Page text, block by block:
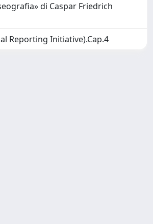
di Caspar Friedrich
Reporting Initiative).Cap.4